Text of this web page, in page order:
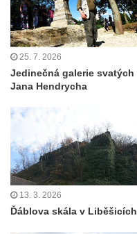
25. 7. 2026
Jedinečná galerie svatých
Jana Hendrycha
13. 3. 2026
Ďáblova skála v Liběšicích